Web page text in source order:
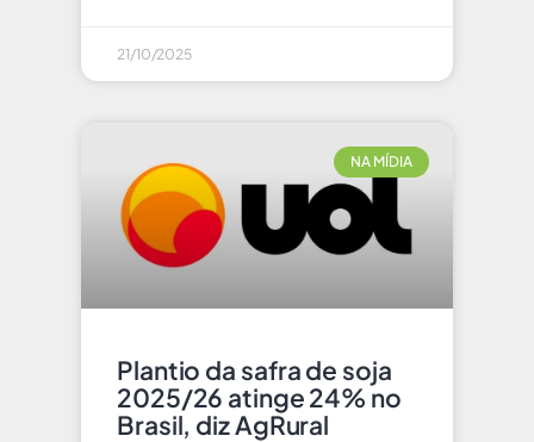
21/10/2025
NA MÍDIA
Plantio da safra de soja
2025/26 atinge 24% no
Brasil, diz AgRural